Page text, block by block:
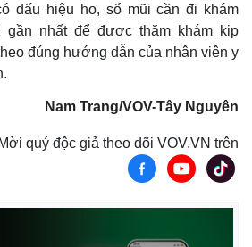
dấu hiệu ho, sổ mũi cần đi khám
nhất để được thăm khám kịp
đúng hướng dẫn của nhân viên y
Nam Trang/VOV-Tây Nguyên
Mời quý độc giả theo dõi VOV.VN trên